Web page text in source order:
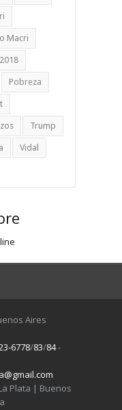
Macri
Pobreza
Trump
Vidal
Aires
6778/83/84-
Plata | Buenos